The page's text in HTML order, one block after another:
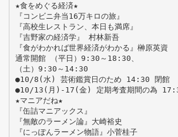
★食をめぐる経済★
『コンビニ弁当16万キロの旅』
『高校生レストラン、本日も満席』
『吉野家の経済学』 村林新吾
『食がわかれば世界経済がわかる』榊原英資
通常開館 （平日）9:30～18:30、
（土）9:30～14:30
●10/8(水) 芸術鑑賞日のため 14:30 閉館
●10/13(月)-17(金) 定期考査期間の為
★マニアだね★
『缶詰マニアックス』
『無敵のラーメン論』大崎裕史
『にっぽんラーメン物語』小菅桂子